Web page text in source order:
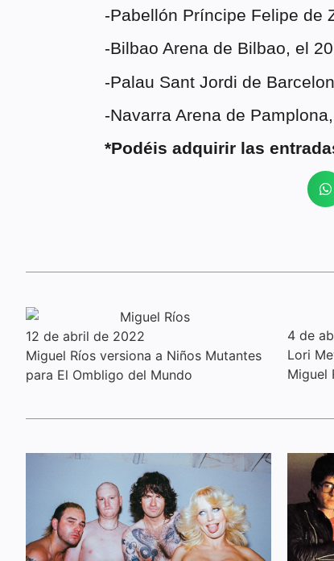
-Pabellón Príncipe Felipe de
-Bilbao Arena de Bilbao, el
-Palau Sant Jordi de
-Navarra Arena de
*Podéis adquirir las
12 de abril de 2022
Miguel Ríos versiona a Niños Mutantes
para El Ombligo del Mundo
4 de
Lori
Miguel